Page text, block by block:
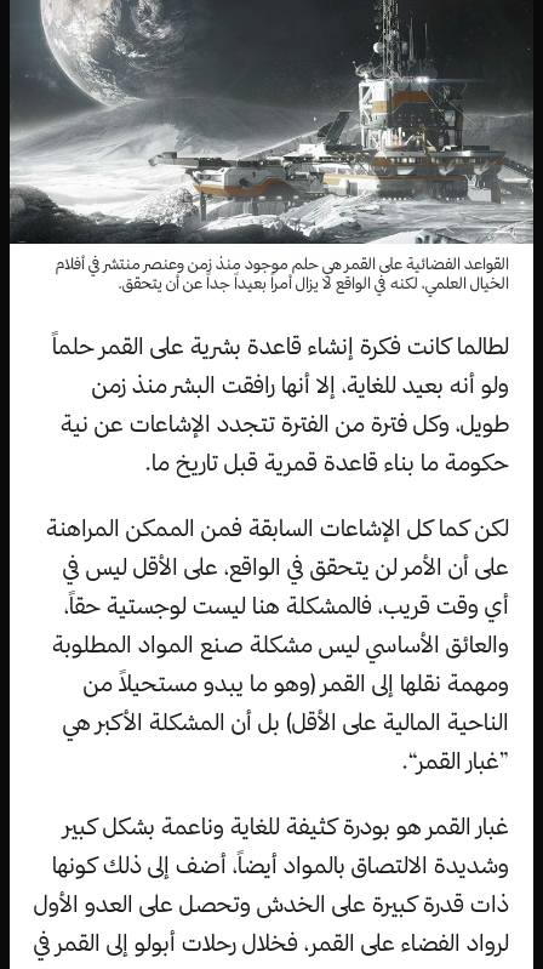
القواعد الفضائية على القمر هي حلم موجود منذ زمن وعنصر منتشر في أفلام
الخيال العلمي، لكنه في الواقع لا يزال أمراً بعيداً جداً عن أن يتحقق.
لطالما كانت فكرة إنشاء قاعدة بشرية على القمر حلماً
ولو أنه بعيد للغاية، إلا أنها رافقت البشر منذ زمن
طويل، وكل فترة من الفترة تتجدد الإشاعات عن نية
حكومة ما بناء قاعدة قمرية قبل تاريخ ما.
لكن كما كل الإشاعات السابقة فمن الممكن المراهنة
على أن الأمر لن يتحقق في الواقع، على الأقل ليس في
أي وقت قريب، فالمشكلة هنا ليست لوجستية حقاً،
والعائق الأساسي ليس مشكلة صنع المواد المطلوبة
ومهمة نقلها إلى القمر (وهو ما يبدو مستحيلاً من
الناحية المالية على الأقل) بل أن المشكلة الأكبر هي
”غبار القمر“.
غبار القمر هو بودرة كثيفة للغاية وناعمة بشكل كبير
وشديدة الالتصاق بالمواد أيضاً، أضف إلى ذلك كونها
ذات قدرة كبيرة على الخدش وتحصل على العدو الأول
لرواد الفضاء على القمر، فخلال رحلات أبولو إلى القمر في